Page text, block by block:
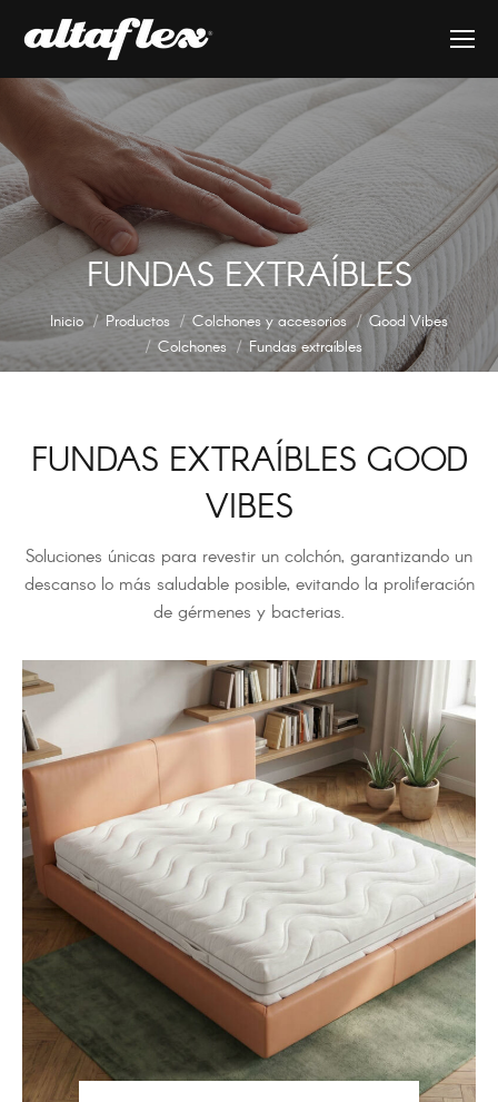
FUNDAS EXTRAÍBLES
Estás aquí:
Inicio Productos Colchones y accesorios
Good Vibes
Colchones
Fundas extraíbles
FUNDAS EXTRAÍBLES GOOD
VIBES
Soluciones únicas para revestir un colchón, garantizando un
descanso lo más saludable posible, evitando la proliferación
de gérmenes y bacterias.